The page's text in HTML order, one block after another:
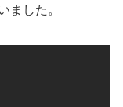
ました。